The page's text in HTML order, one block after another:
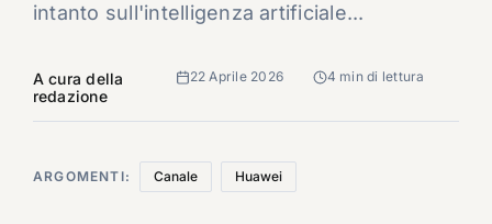
intanto sull'intelligenza artificiale...
A cura della
redazione
22 Aprile 2026 4 min di lettura
ARGOMENTI: Canale Huawei